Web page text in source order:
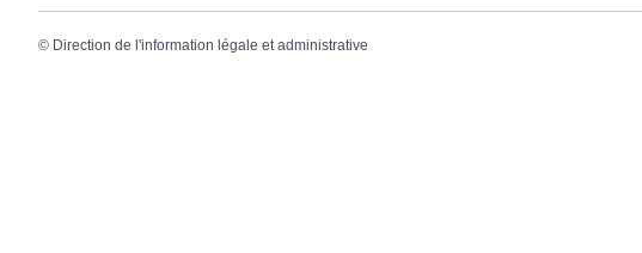
© Direction de l'information légale et administrative